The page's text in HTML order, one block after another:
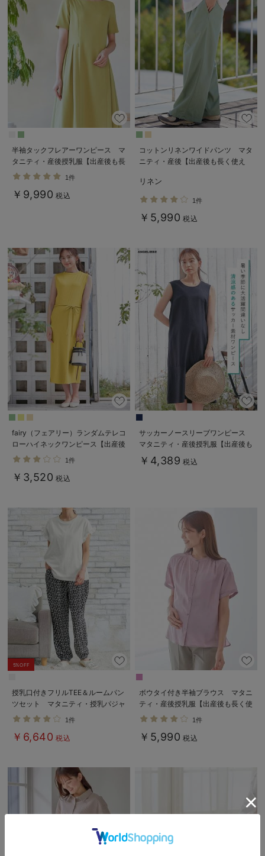
半袖タックフレアーワンピース マ
タニティ・産後授乳服【出産後も長
く使える】
1件
￥9,990 税込
コットンリネンワイドパンツ マタ
ニティ・産後【出産後も長く使え
リネン
1件
￥5,990 税込
fairy（フェアリー）ランダムテレコ
ローハイネックワンピース【出産後
も長く使える】
1件
￥3,520 税込
サッカーノースリーブワンピース
マタニティ・産後授乳服【出産後も
長く使える】
￥4,389 税込
5%OFF
授乳口付きフリルTEE＆ルームパン
ツセット マタニティ・授乳パジャ
マ【出産後も長く使える】
1件
￥6,640 税込
ボウタイ付き半袖ブラウス マタニ
ティ・産後授乳服【出産後も長く使
える】
1件
￥5,990 税込